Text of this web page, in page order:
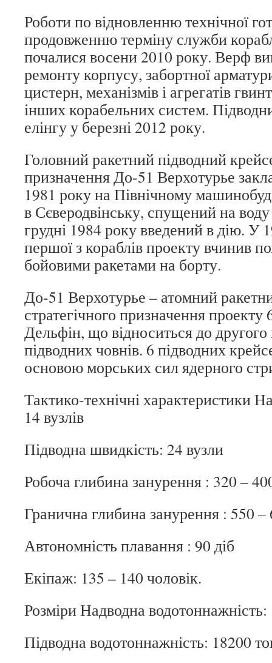
Роботи по відновленню технічної
продовженню терміну служби
почалися восени 2010 року. Верф
ремонту корпусу, забортної
цистерн, механізмів і агрегатів
інших корабельних систем.
елінгу у березні 2012 року.
Головний ракетний підводний
призначення До-51 Верхотурье
1981 року на Північному
в Сєверодвінську, спущений на воду
грудні 1984 року введений в дію. У
першої з кораблів проекту вчинив
бойовими ракетами на борту.
До-51 Верхотурье – атомний
стратегічного призначення
Дельфін, що відноситься до
підводних човнів. 6 підводних
основою морських сил ядерного
Тактико-технічні характеристики
14 вузлів
Підводна швидкість: 24 вузли
Робоча глибина занурення : 320 –
Гранична глибина занурення : 550 –
Автономність плавання : 90 діб
Екіпаж: 135 – 140 чоловік.
Розміри Надводна
Підводна водотоннажність: 18200